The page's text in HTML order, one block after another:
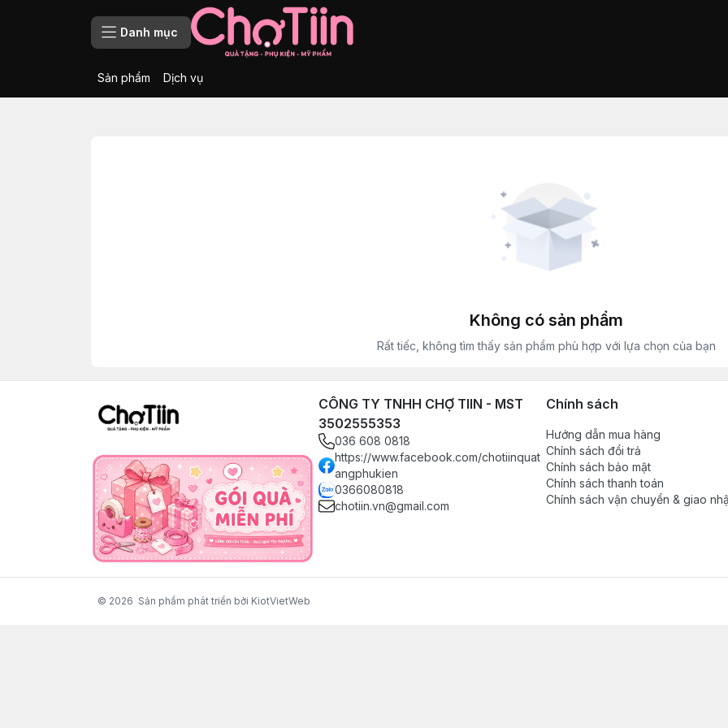
Danh mục
Sản phẩm Dịch vụ
Không có sản phẩm
Rất tiếc, không tìm thấy sản phẩm phù hợp với lựa chọn của bạn
CÔNG TY TNHH CHỢ TIIN - MST
3502555353
036 608 0818
https://www.facebook.com/chotiinquat
angphukien
0366080818
chotiin.vn@gmail.com
Chính sách
Hướng dẫn mua hàng
Chính sách đổi trả
Chính sách bảo mật
Chính sách thanh toán
Chính sách vận chuyển & giao
© 2026 Sản phẩm phát triển bởi KiotVietWeb